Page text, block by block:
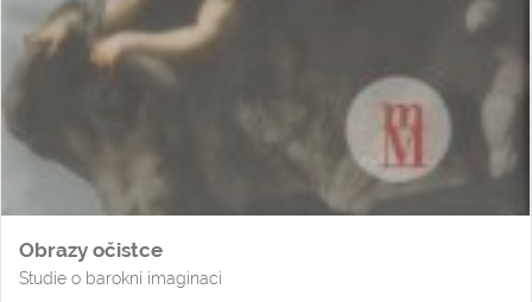
Obrazy očistce
Studie o barokní imaginaci